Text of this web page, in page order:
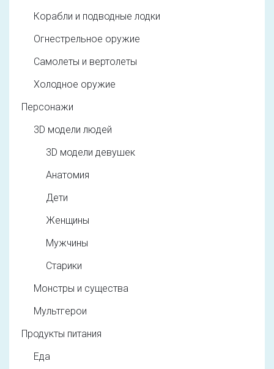
Корабли и подводные лодки
Огнестрельное оружие
Самолеты и вертолеты
Холодное оружие
Персонажи
3D модели людей
3D модели девушек
Анатомия
Дети
Женщины
Мужчины
Старики
Монстры и существа
Мультгерои
Продукты питания
Еда